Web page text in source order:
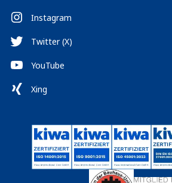
Instagram
Twitter (X)
YouTube
Xing